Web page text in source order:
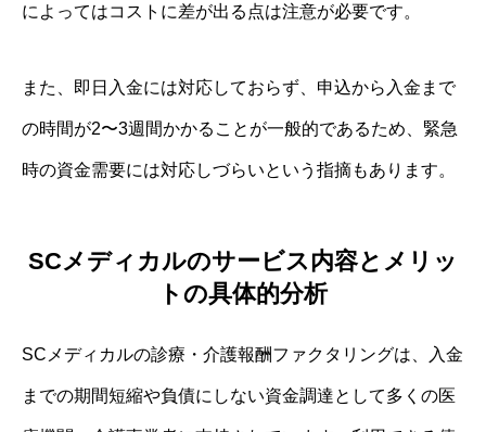
によってはコストに差が出る点は注意が必要です。
また、即日入金には対応しておらず、申込から入金まで
の時間が2〜3週間かかることが一般的であるため、緊急
時の資金需要には対応しづらいという指摘もあります。
SCメディカルのサービス内容とメリッ
トの具体的分析
SCメディカルの診療・介護報酬ファクタリングは、入金
までの期間短縮や負債にしない資金調達として多くの医